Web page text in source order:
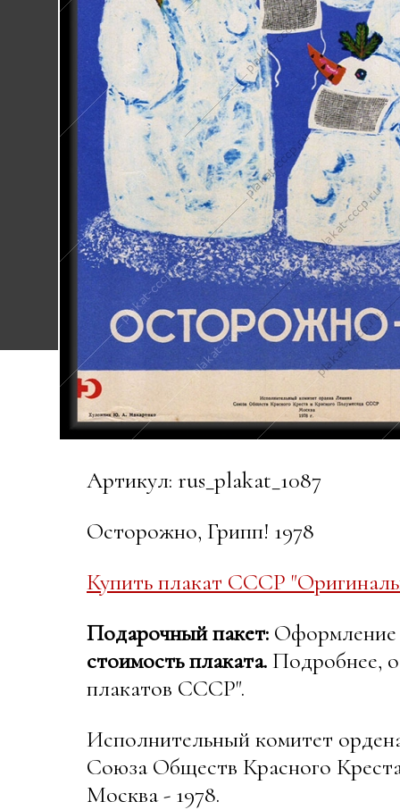
Артикул: rus_plakat_1087
Осторожно, Грипп! 1978
Купить плакат СССР
Подарочный пакет: Оформление
стоимость плаката. Подробнее,
плакатов СССР".
Исполнительный комитет
Союза Обществ Красного
Москва - 1978.